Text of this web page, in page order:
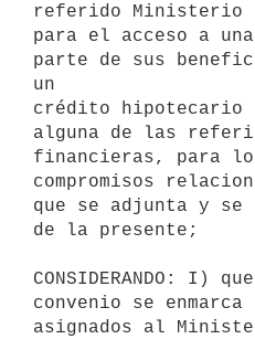
referido Ministerio
para el acceso a
parte de sus
un
crédito hipotecario
alguna de las
financieras, para lo
compromisos
que se adjunta y se
de la presente;
CONSIDERANDO: I)
convenio se
asignados al